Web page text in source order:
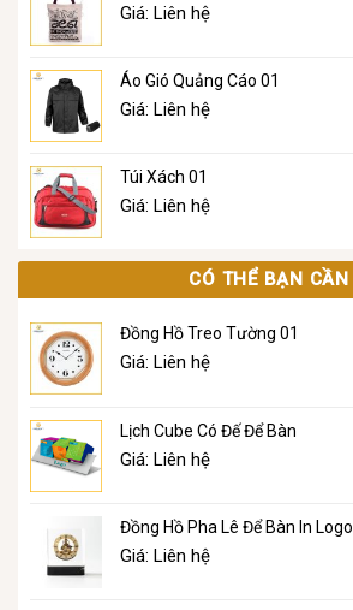
Giá: Liên hệ
Áo Gió Quảng Cáo 01
Giá: Liên hệ
Túi Xách 01
Giá: Liên hệ
CÓ THỂ BẠN CẦN
Đồng Hồ Treo Tường 01
Giá: Liên hệ
Lịch Cube Có Đế Để Bàn
Giá: Liên hệ
Đồng Hồ Pha Lê Để Bàn In Logo
Giá: Liên hệ